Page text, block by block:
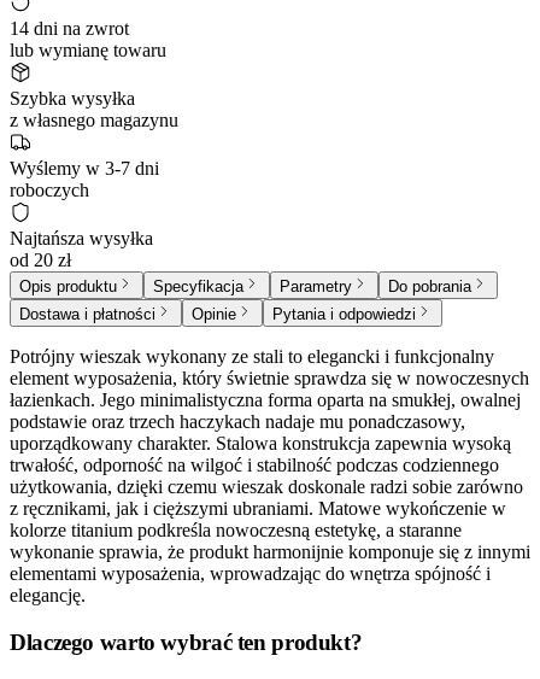
14 dni na zwrot
lub wymianę towaru
Szybka wysyłka
z własnego magazynu
Wyślemy w 3-7 dni
roboczych
Najtańsza wysyłka
od 20 zł
Opis produktu Specyfikacja Parametry
Do pobrania
Dostawa i płatności
Opinie Pytania i odpowiedzi
Potrójny wieszak wykonany ze stali to elegancki i funkcjonalny
element wyposażenia, który świetnie sprawdza się w nowoczesnych
łazienkach. Jego minimalistyczna forma oparta na smukłej, owalnej
podstawie oraz trzech haczykach nadaje mu ponadczasowy,
uporządkowany charakter. Stalowa konstrukcja zapewnia wysoką
trwałość, odporność na wilgoć i stabilność podczas codziennego
użytkowania, dzięki czemu wieszak doskonale radzi sobie zarówno
z ręcznikami, jak i cięższymi ubraniami. Matowe wykończenie w
kolorze titanium podkreśla nowoczesną estetykę, a staranne
wykonanie sprawia, że produkt harmonijnie komponuje się z innymi
elementami wyposażenia, wprowadzając do wnętrza spójność i
elegancję.
Dlaczego warto wybrać ten produkt?